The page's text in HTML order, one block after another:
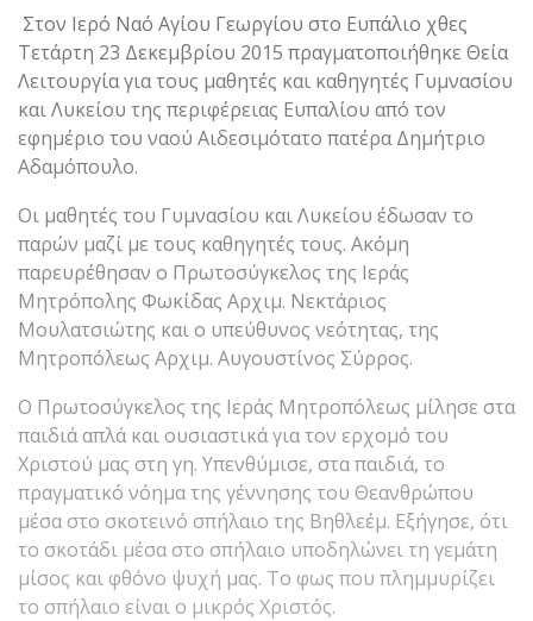
Στον Ιερό Ναό Αγίου Γεωργίου στο Ευπάλιο χθες
Τετάρτη 23 Δεκεμβρίου 2015 πραγματοποιήθηκε Θεία
Λειτουργία για τους μαθητές και καθηγητές Γυμνασίου
και Λυκείου της περιφέρειας Ευπαλίου από τον
εφημέριο του ναού Αιδεσιμότατο πατέρα Δημήτριο
Αδαμόπουλο.
Οι μαθητές του Γυμνασίου και Λυκείου έδωσαν το
παρών μαζί με τους καθηγητές τους. Ακόμη
παρευρέθησαν ο Πρωτοσύγκελος της Ιεράς
Μητρόπολης Φωκίδας Αρχιμ. Νεκτάριος
Μουλατσιώτης και ο υπεύθυνος νεότητας, της
Μητροπόλεως Αρχιμ. Αυγουστίνος Σύρρος.
Ο Πρωτοσύγκελος της Ιεράς Μητροπόλεως μίλησε στα
παιδιά απλά και ουσιαστικά για τον ερχομό του
Χριστού μας στη γη. Υπενθύμισε, στα παιδιά, το
πραγματικό νόημα της γέννησης του Θεανθρώπου
μέσα στο σκοτεινό σπήλαιο της Βηθλεέμ. Εξήγησε, ότι
το σκοτάδι μέσα στο σπήλαιο υποδηλώνει τη γεμάτη
μίσος και φθόνο ψυχή μας. Το φως που πλημμυρίζει
το σπήλαιο είναι ο μικρός Χριστός.